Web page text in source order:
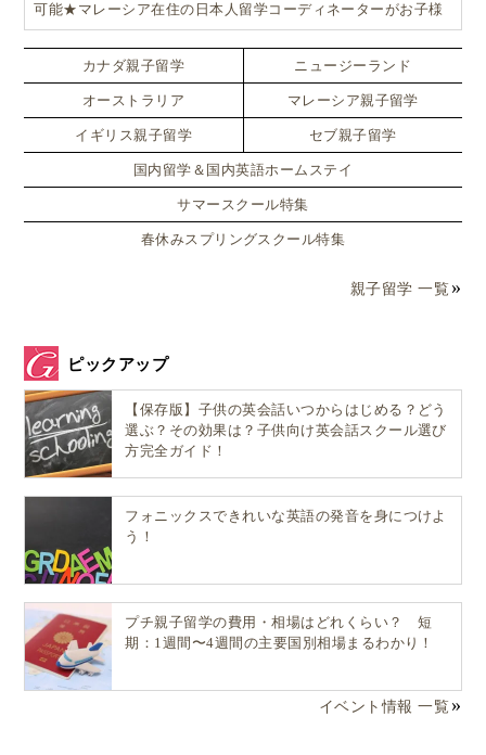
そして、自分たちのグループがその
政党の党員になっ
たような形で、他の政党を選んだグループと「社会問
題」についてディベートをしていました。
例えば「環境問題」についてそれぞれの意見を話し合
ウェーデン政治にコミットする「社会科」授
その後、
に行くという授業もあります
可能★マレーシア在住の日本人留学コーディネーターがお子様
お一人おひとりに合ったワンランク上のマレーシア親子留学を
カスタマイズ
カナダ親子留学
ニュージーランド
オーストラリア マレーシア親子留学
イギリス親子留学 セブ親子留学
国内留学＆国内英語ホームステイ
サマースクール特集
春休みスプリングスクール特集
親子留学 一覧
ピックアップ
【保存版】子供の英会話いつからはじめる？どう
選ぶ？その効果は？子供向け英会話スクール選び
方完全ガイド！
フォニックスできれいな英語の発音を身につけよ
う！
プチ親子留学の費用・相場はどれくらい？ 短
期：1週間〜4週間の主要国別相場まるわかり！
イベント情報 一覧